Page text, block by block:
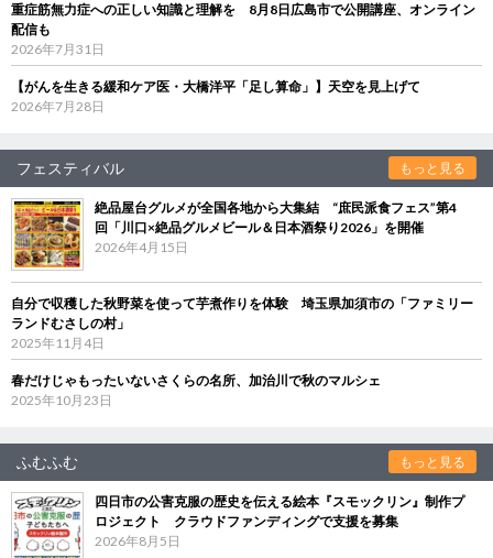
重症筋無力症への正しい知識と理解を 8月8日広島市で公開講座、オンライン
配信も
2026年7月31日
【がんを生きる緩和ケア医・大橋洋平「足し算命」】天空を見上げて
2026年7月28日
フェスティバル もっと見る
絶品屋台グルメが全国各地から大集結 “庶民派食フェス”第4
回「川口×絶品グルメビール＆日本酒祭り2026」を開催
2026年4月15日
自分で収穫した秋野菜を使って芋煮作りを体験 埼玉県加須市の「ファミリー
ランドむさしの村」
2025年11月4日
春だけじゃもったいないさくらの名所、加治川で秋のマルシェ
2025年10月23日
ふむふむ もっと見る
四日市の公害克服の歴史を伝える絵本『スモックリン』制作プ
ロジェクト クラウドファンディングで支援を募集
2026年8月5日